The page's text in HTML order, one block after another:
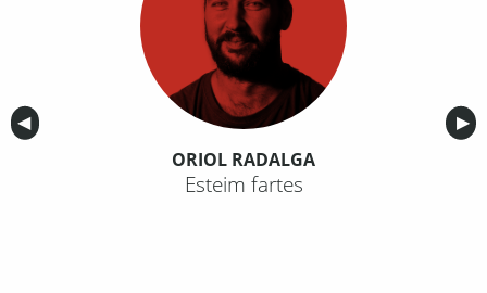
Anterior
◀︎ ▶︎
ORIOL RADALGA
Esteim fartes